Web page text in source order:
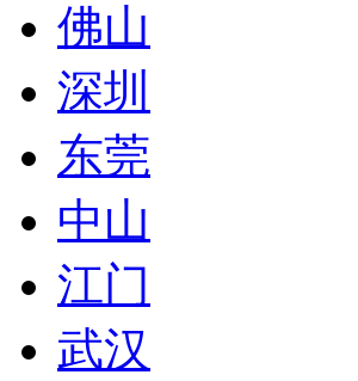
佛山
深圳
东莞
中山
江门
武汉